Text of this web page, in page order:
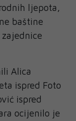
ljepota,
baštine
Alica
ispred Foto
ispred
ocijenilo je